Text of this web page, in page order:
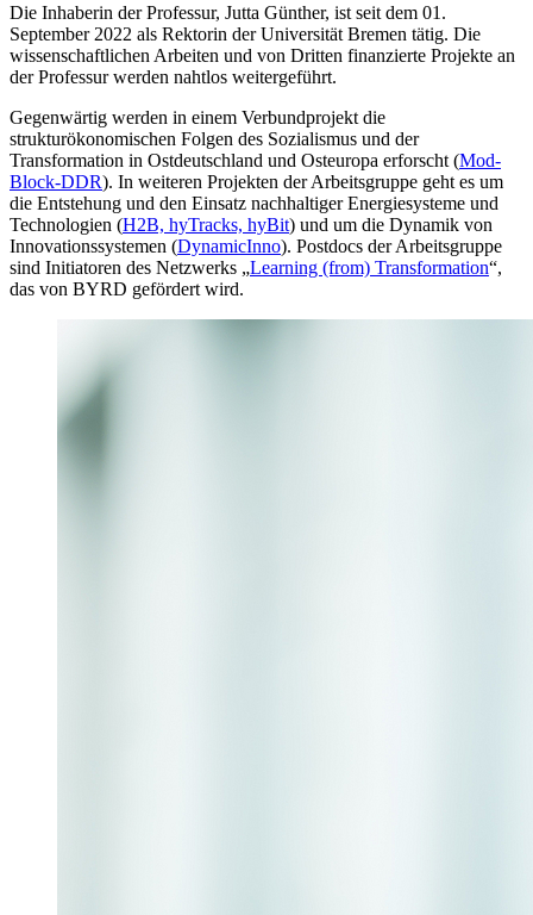
Die Inhaberin der Professur, Jutta Günther, ist seit dem 01.
September 2022 als Rektorin der Universität Bremen tätig. Die
wissenschaftlichen Arbeiten und von Dritten finanzierte Projekte an
der Professur werden nahtlos weitergeführt.
Gegenwärtig werden in einem Verbundprojekt die
strukturökonomischen Folgen des Sozialismus und der
Transformation in Ostdeutschland und Osteuropa erforscht (Mod-
Block-DDR). In weiteren Projekten der Arbeitsgruppe geht es um
die Entstehung und den Einsatz nachhaltiger Energiesysteme und
Technologien (H2B, hyTracks, hyBit) und um die Dynamik von
Innovationssystemen (DynamicInno). Postdocs der Arbeitsgruppe
sind Initiatoren des Netzwerks „Learning (from) Transformation“,
das von BYRD gefördert wird.